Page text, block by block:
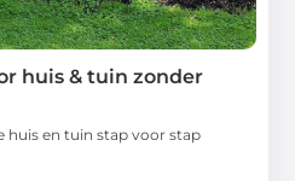
huis & tuin zonder
huis en tuin stap voor stap